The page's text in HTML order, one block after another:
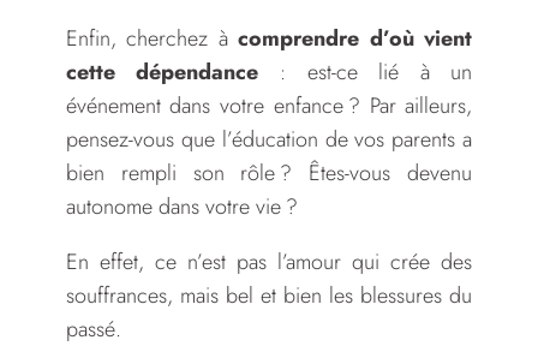
Enfin, cherchez àcomprendre d’où vient
cette dépendance : est-ce lié à un
événement dans votre enfance ? Par ailleurs,
pensez-vous que l’éducation de vos parents a
bien rempli son rôle ? Êtes-vous devenu
autonome dans votre vie ?
En effet, ce n’est pas l’amour qui crée des
souffrances, mais bel et bien les blessures du
passé.